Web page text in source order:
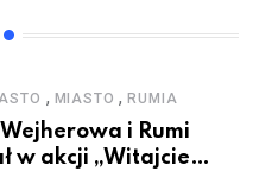
, MIASTO ,RUMIA
Wejherowa i Rumi
w akcji „Witajcie